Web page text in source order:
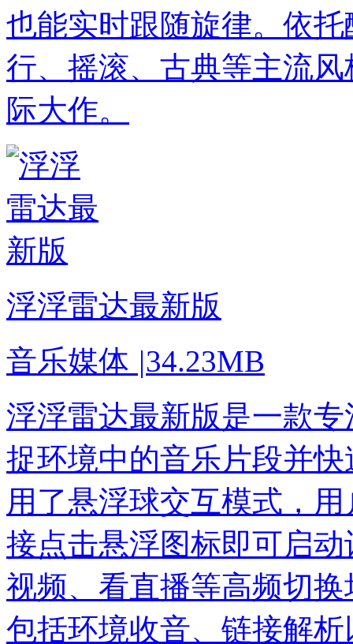
也能实时跟随旋律。依
行、摇滚、古典等主流
际大作。
浮浮雷达最新版
音乐媒体 |34.23MB
浮浮雷达最新版是一款
捉环境中的音乐片段并
用了悬浮球交互模式，
接点击悬浮图标即可启
视频、看直播等高频切
包括环境收音、链接解